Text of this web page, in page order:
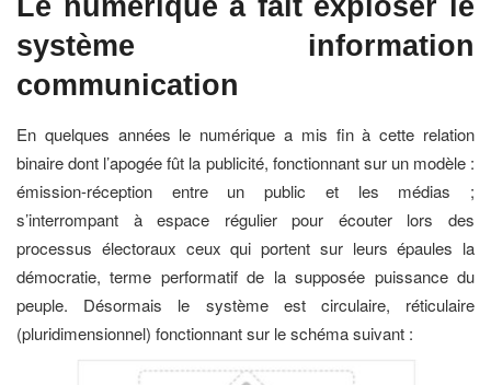
système information
communication
En quelques années le numérique a mis fin à cette relation
binaire dont l’apogée fût la publicité, fonctionnant sur un modèle :
émission-réception entre un public et les médias ;
s’interrompant à espace régulier pour écouter lors des
processus électoraux ceux qui portent sur leurs épaules la
démocratie, terme performatif de la supposée puissance du
peuple. Désormais le système est circulaire, réticulaire
(pluridimensionnel) fonctionnant sur le schéma suivant :